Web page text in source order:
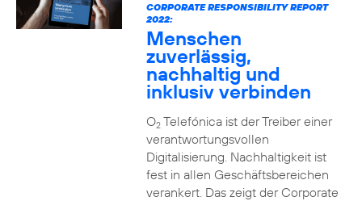
CORPORATE RESPONSIBILITY REPORT
2022:
Menschen
zuverlässig,
nachhaltig und
inklusiv verbinden
O2Telefónica ist der Treiber einer
verantwortungsvollen
Digitalisierung. Nachhaltigkeit ist
fest in allen Geschäftsbereichen
verankert. Das zeigt der Corporate